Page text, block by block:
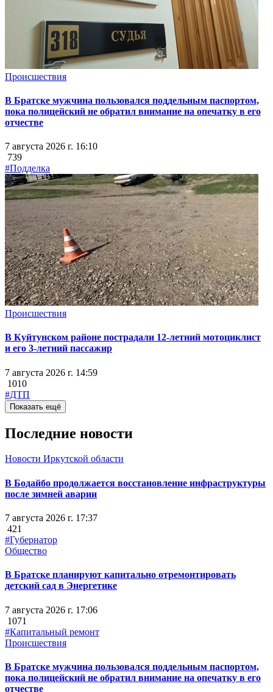
Происшествия
В Братске мужчина пользовался поддельным паспортом,
пока полицейский не обратил внимание на опечатку в его
отчестве
7 августа 2026 г. 16:10
739
#Подделка
Происшествия
В Куйтунском районе пострадали 12-летний мотоциклист
и его 3-летний пассажир
7 августа 2026 г. 14:59
1010
#ДТП
Показать ещё
Последние новости
Новости Иркутской области
В Бодайбо продолжается восстановление инфраструктуры
после зимней аварии
7 августа 2026 г. 17:37
421
#Губернатор
Общество
В Братске планируют капитально отремонтировать
детский сад в Энергетике
7 августа 2026 г. 17:06
1071
#Капитальный ремонт
Происшествия
В Братске мужчина пользовался поддельным паспортом,
пока полицейский не обратил внимание на опечатку в его
отчестве